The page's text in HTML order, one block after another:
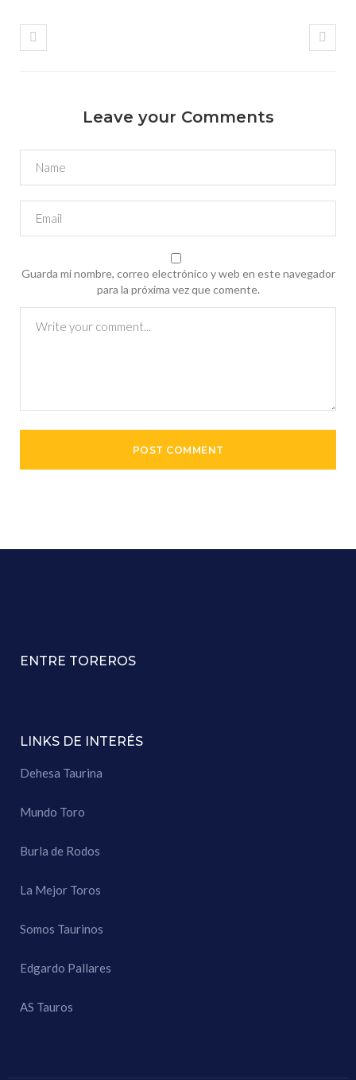
Leave your Comments
Guarda mi nombre, correo electrónico y web en este navegador
para la próxima vez que comente.
ENTRE TOREROS
LINKS DE INTERÉS
Dehesa Taurina
Mundo Toro
Burla de Rodos
La Mejor Toros
Somos Taurinos
Edgardo Pallares
AS Tauros